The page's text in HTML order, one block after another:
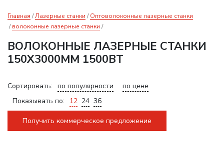
Главная Лазерные станки
Оптоволоконные лазерные станки
волоконные лазерные станки
ВОЛОКОННЫЕ ЛАЗЕРНЫЕ СТАНКИ
150Х3000ММ 1500ВТ
Сортировать: по популярности
по цене
Показывать по:
12 24 36
Получить коммерческое предложение